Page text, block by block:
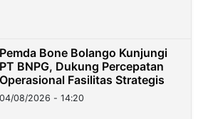
Pemda Bone Bolango Kunjungi
PT BNPG, Dukung Percepatan
Operasional Fasilitas Strategis
04/08/2026 - 14:20